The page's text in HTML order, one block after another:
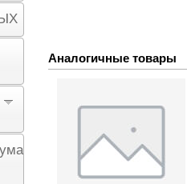
Аналогичные товары